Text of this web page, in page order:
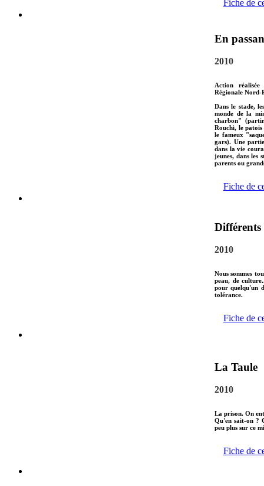
Fiche de
En
2010
Action
Régionale Nord-
Dans le stade,
monde de la
charbon"
Rouchi, le patois
le fameux
gars). Une
dans la vie
jeunes, dans les
parents ou
Fiche de
Différents
2010
Nous sommes
peau, de
pour quelqu'un
tolérance.
Fiche de
La Taule
2010
La prison. On
Qu'en sait-on ?
peu plus sur ce
Fiche de